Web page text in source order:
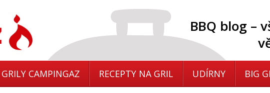
BBQ blog –
GRILY CAMPINGAZ RECEPTY NA GRIL UDÍRNY BIG